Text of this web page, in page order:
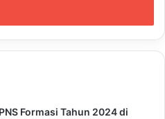
Formasi Tahun 2024 di